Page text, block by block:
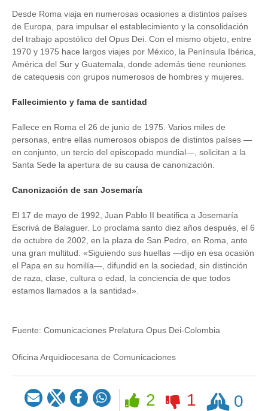
Desde Roma viaja en numerosas ocasiones a distintos países
de Europa, para impulsar el establecimiento y la consolidación
del trabajo apostólico del Opus Dei. Con el mismo objeto, entre
1970 y 1975 hace largos viajes por México, la Península Ibérica,
América del Sur y Guatemala, donde además tiene reuniones
de catequesis con grupos numerosos de hombres y mujeres.
Fallecimiento y fama de santidad
Fallece en Roma el 26 de junio de 1975. Varios miles de
personas, entre ellas numerosos obispos de distintos países —
en conjunto, un tercio del episcopado mundial—, solicitan a la
Santa Sede la apertura de su causa de canonización.
Canonización de san Josemaría
El 17 de mayo de 1992, Juan Pablo II beatifica a Josemaría
Escrivá de Balaguer. Lo proclama santo diez años después, el 6
de octubre de 2002, en la plaza de San Pedro, en Roma, ante
una gran multitud. «Siguiendo sus huellas —dijo en esa ocasión
el Papa en su homilía—, difundid en la sociedad, sin distinción
de raza, clase, cultura o edad, la conciencia de que todos
estamos llamados a la santidad».
Fuente: Comunicaciones Prelatura Opus Dei-Colombia
Oficina Arquidiocesana de Comunicaciones
2 1
Rezar 0